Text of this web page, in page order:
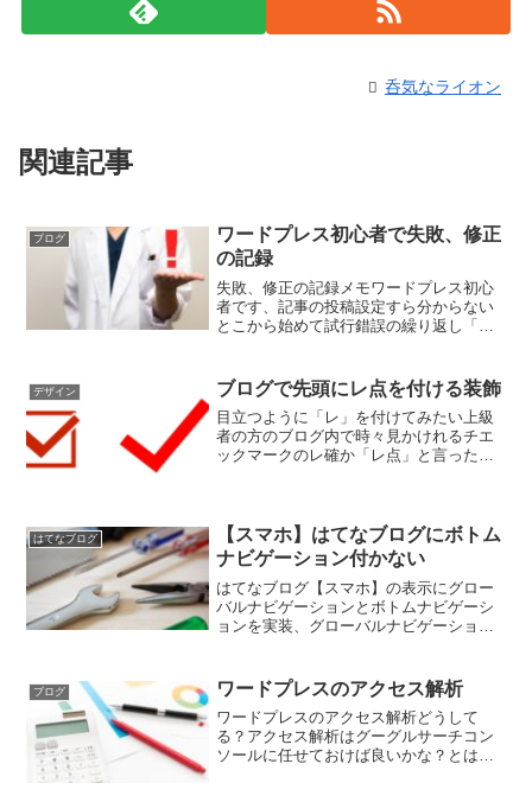
呑気なライオン
関連記事
ブログ
ワードプレス初心者で失敗、修正
の記録
失敗、修正の記録メモワードプレス初心
者です、記事の投稿設定すら分からない
とこから始めて試行錯誤の繰り返し「こ
いライオ35記事目で気付きました・・・
パーマリンクの設定を「...
デザイン ブログで先頭にレ点を付ける装飾
目立つように「レ」を付けてみたい上級
者の方のブログ内で時々見かけれるチエ
ックマークのレ確か「レ点」と言った様
良いし分かりやすい気がし...
はてなブログ
【スマホ】はてなブログにボトム
ナビゲーション付かない
はてなブログ【スマホ】の表示にグロー
バルナビゲーションとボトムナビゲーシ
ョンを実装、グローバルナビゲーション
マイズ不可
ブログ ワードプレスのアクセス解析
ワードプレスのアクセス解析どうして
る？アクセス解析はグーグルサーチコン
ソールに任せておけば良いかな？とは思